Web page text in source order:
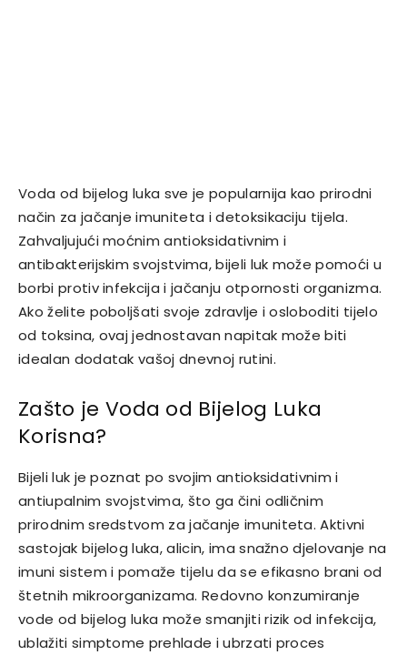
Voda od bijelog luka sve je popularnija kao prirodni
način za jačanje imuniteta i detoksikaciju tijela.
Zahvaljujući moćnim antioksidativnim i
antibakterijskim svojstvima, bijeli luk može pomoći u
borbi protiv infekcija i jačanju otpornosti organizma.
Ako želite poboljšati svoje zdravlje i osloboditi tijelo
od toksina, ovaj jednostavan napitak može biti
idealan dodatak vašoj dnevnoj rutini.
Zašto je Voda od Bijelog Luka
Korisna?
Bijeli luk je poznat po svojim antioksidativnim i
antiupalnim svojstvima, što ga čini odličnim
prirodnim sredstvom za jačanje imuniteta. Aktivni
sastojak bijelog luka, alicin, ima snažno djelovanje na
imuni sistem i pomaže tijelu da se efikasno brani od
štetnih mikroorganizama. Redovno konzumiranje
vode od bijelog luka može smanjiti rizik od infekcija,
ublažiti simptome prehlade i ubrzati proces